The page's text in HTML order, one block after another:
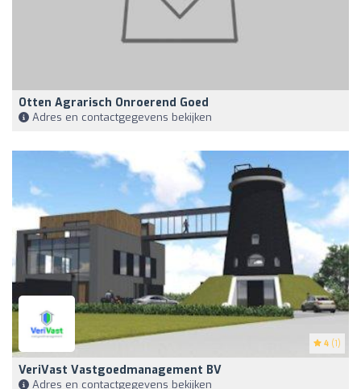
Otten Agrarisch Onroerend Goed
Adres en contactgegevens bekijken
4 (1)
VeriVast Vastgoedmanagement BV
Adres en contactgegevens bekijken